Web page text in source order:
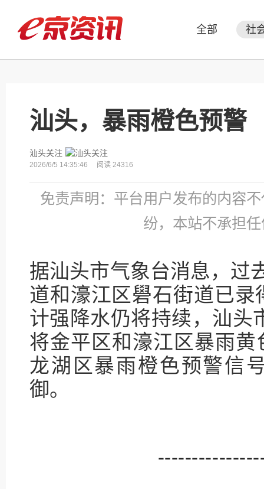
全部 社
汕头，暴雨橙色预警
汕头关注
2026/6/5 14:35:46 阅读 24316
免责声明：平台用户发布的内容
纷，本站不承担
据汕头市气象台消息，过
道和濠江区礐石街道已
计强降水仍将持续，汕头
将金平区和濠江区暴雨
龙湖区暴雨橙色预警信
御。